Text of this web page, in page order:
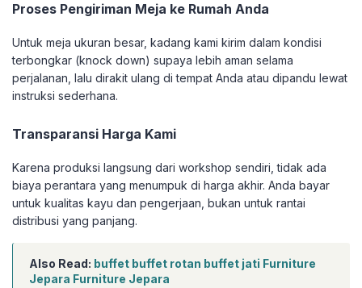
Proses Pengiriman Meja ke Rumah Anda
Untuk meja ukuran besar, kadang kami kirim dalam kondisi
terbongkar (knock down) supaya lebih aman selama
perjalanan, lalu dirakit ulang di tempat Anda atau dipandu lewat
instruksi sederhana.
Transparansi Harga Kami
Karena produksi langsung dari workshop sendiri, tidak ada
biaya perantara yang menumpuk di harga akhir. Anda bayar
untuk kualitas kayu dan pengerjaan, bukan untuk rantai
distribusi yang panjang.
Also Read: buffet buffet rotan buffet jati Furniture
Jepara Furniture Jepara